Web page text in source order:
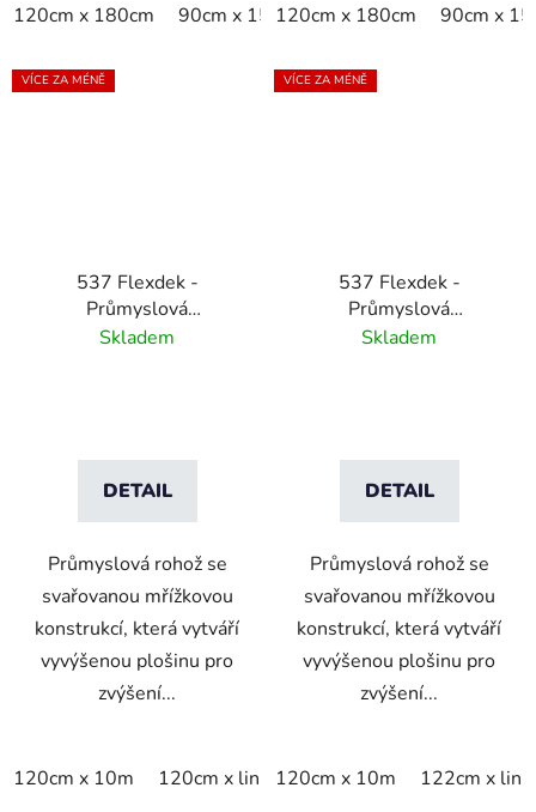
120cm x 180cm 90cm x 150cm120cm x 180cm 90cm x
VÍCE ZA MÉNĚ
537 Flexdek -
Průmyslová
protiskluzová rohož pro
Skladem
DETAIL
Průmyslová rohož se
svařovanou mřížkovou
konstrukcí, která vytváří
vyvýšenou plošinu pro
zvýšení...
120cm x 10m 120cm x linm 60cm x 10m 60cm x
VÍCE ZA MÉNĚ
537 Flexdek -
Průmyslová
protiskluzová rohož pro
Skladem
DETAIL
Průmyslová rohož se
svařovanou mřížkovou
konstrukcí, která vytváří
vyvýšenou plošinu pro
zvýšení...
120cm x 10m 122cm x